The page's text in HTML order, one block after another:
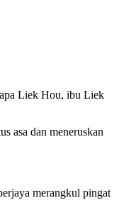
Liek Hou, ibu Liek
asa dan meneruskan
merangkul pingat